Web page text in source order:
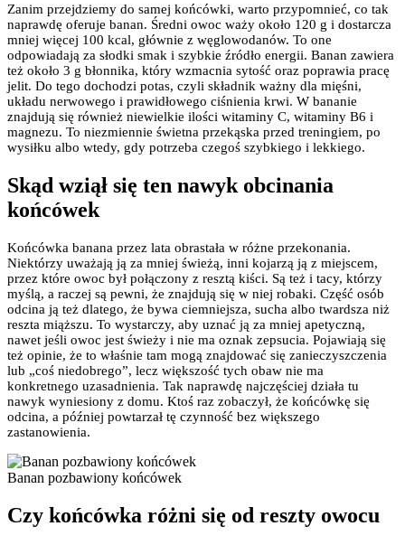
Zanim przejdziemy do samej końcówki, warto przypomnieć, co tak
naprawdę oferuje banan. Średni owoc waży około 120 g i dostarcza
mniej więcej 100 kcal, głównie z węglowodanów. To one
odpowiadają za słodki smak i szybkie źródło energii. Banan zawiera
też około 3 g błonnika, który wzmacnia sytość oraz poprawia pracę
jelit. Do tego dochodzi potas, czyli składnik ważny dla mięśni,
układu nerwowego i prawidłowego ciśnienia krwi. W bananie
znajdują się również niewielkie ilości witaminy C, witaminy B6 i
magnezu. To niezmiennie świetna przekąska przed treningiem, po
wysiłku albo wtedy, gdy potrzeba czegoś szybkiego i lekkiego.
Skąd wziął się ten nawyk obcinania
końcówek
Końcówka banana przez lata obrastała w różne przekonania.
Niektórzy uważają ją za mniej świeżą, inni kojarzą ją z miejscem,
przez które owoc był połączony z resztą kiści. Są też i tacy, którzy
myślą, a raczej są pewni, że znajdują się w niej robaki. Część osób
odcina ją też dlatego, że bywa ciemniejsza, sucha albo twardsza niż
reszta miąższu. To wystarczy, aby uznać ją za mniej apetyczną,
nawet jeśli owoc jest świeży i nie ma oznak zepsucia. Pojawiają się
też opinie, że to właśnie tam mogą znajdować się zanieczyszczenia
lub „coś niedobrego”, lecz większość tych obaw nie ma
konkretnego uzasadnienia. Tak naprawdę najczęściej działa tu
nawyk wyniesiony z domu. Ktoś raz zobaczył, że końcówkę się
odcina, a później powtarzał tę czynność bez większego
zastanowienia.
Banan pozbawiony końcówek
Czy końcówka różni się od reszty owocu